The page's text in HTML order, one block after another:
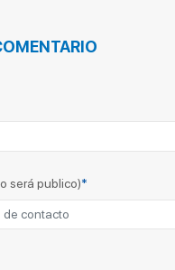
será publico)*